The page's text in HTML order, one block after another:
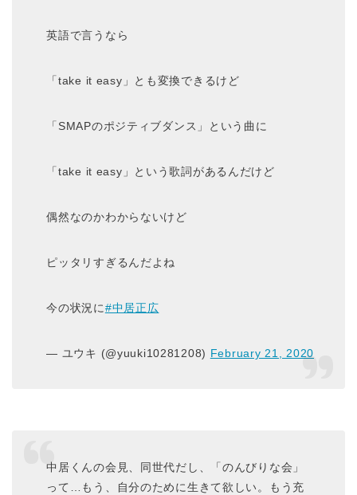
英語で言うなら
「take it easy」とも変換できるけど
「SMAPのポジティブダンス」という曲に
「take it easy」という歌詞があるんだけど
偶然なのかわからないけど
ピッタリすぎるんだよね
今の状況に#中居正広
— ユウキ (@yuuki10281208) February 21, 2020
中居くんの会見、同世代だし、「のんびりな会」
って…もう、自分のために生きて欲しい。もう充